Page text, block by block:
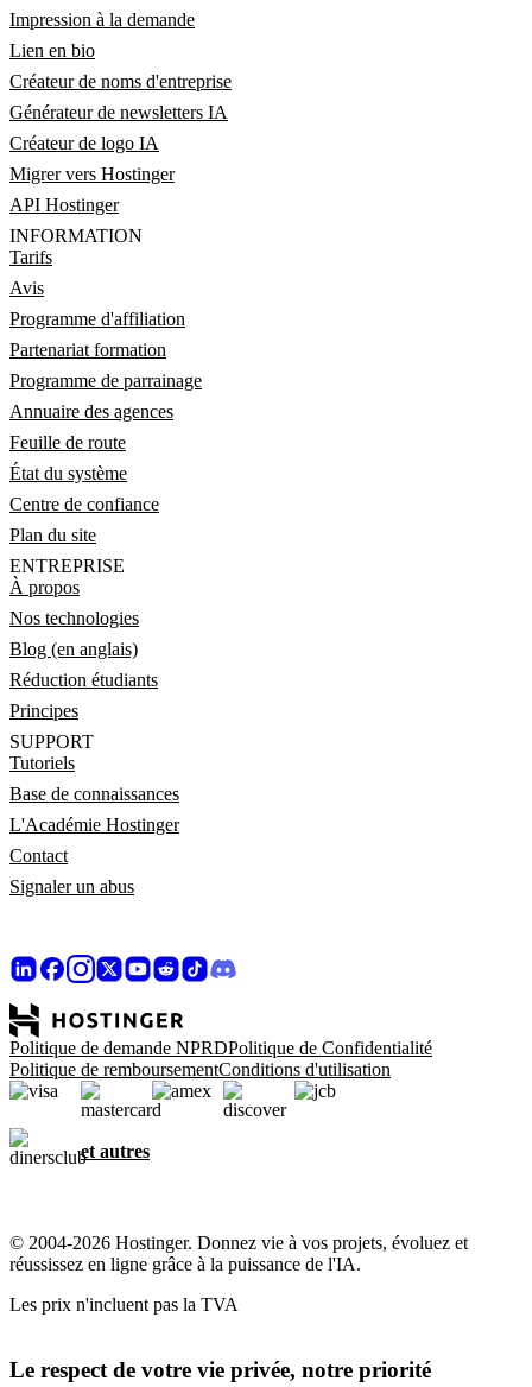
Impression à la demande
Lien en bio
Créateur de noms d'entreprise
Générateur de newsletters IA
Créateur de logo IA
Migrer vers Hostinger
API Hostinger
INFORMATION
Tarifs
Avis
Programme d'affiliation
Partenariat formation
Programme de parrainage
Annuaire des agences
Feuille de route
État du système
Centre de confiance
Plan du site
ENTREPRISE
À propos
Nos technologies
Blog (en anglais)
Réduction étudiants
Principes
SUPPORT
Tutoriels
Base de connaissances
L'Académie Hostinger
Contact
Signaler un abus
Politique de demande NPRDPolitique de Confidentialité
Politique de remboursementConditions d'utilisation
et autres
© 2004-2026 Hostinger. Donnez vie à vos projets, évoluez et
réussissez en ligne grâce à la puissance de l'IA.
Les prix n'incluent pas la TVA
Le respect de votre vie privée, notre priorité